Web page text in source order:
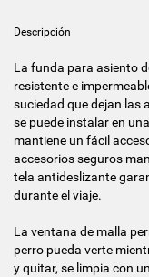
Descripción
La funda para asiento
resistente e
suciedad que dejan las
se puede instalar en
mantiene un fácil
accesorios seguros
tela antideslizante
durante el viaje.
La ventana de malla
perro pueda verte
y quitar, se limpia con